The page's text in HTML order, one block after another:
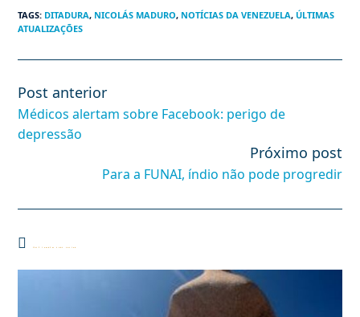
TAGS: DITADURA, NICOLÁS MADURO, NOTÍCIAS DA VENEZUELA, ÚLTIMAS
ATUALIZAÇÕES
Leia
mais
artigos
Post anterior
Médicos alertam sobre Facebook: perigo de
depressão
Próximo post
Para a FUNAI, índio não pode progredir
Você também pode gostar